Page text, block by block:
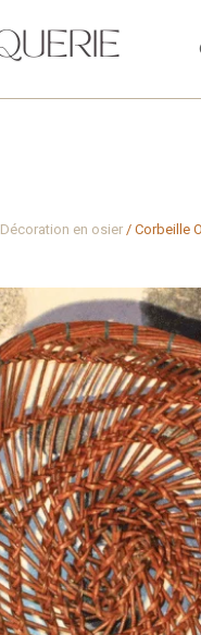
Décoration en osier / Corbeille